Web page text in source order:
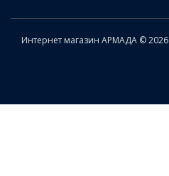
Интернет магазин АРМАДА © 2026